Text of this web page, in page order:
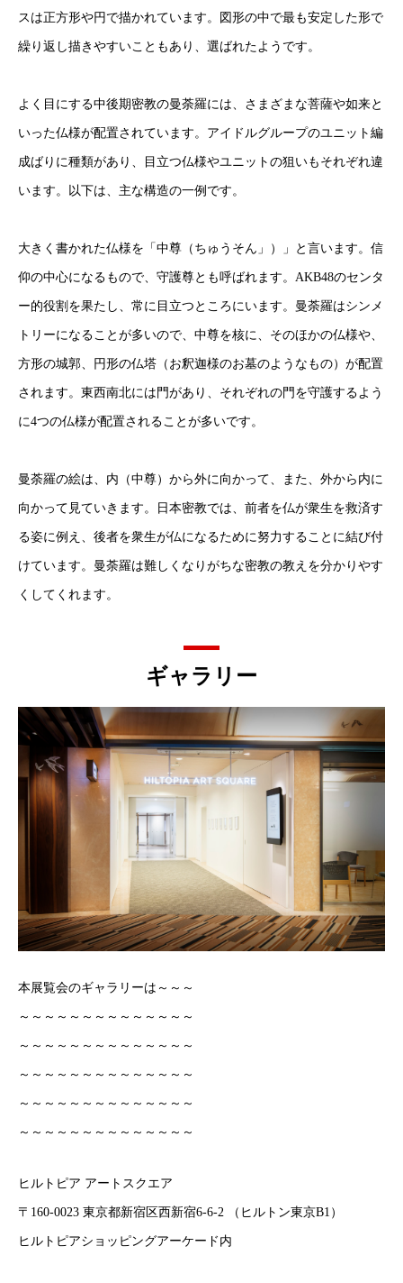
スは正方形や円で描かれています。図形の中で最も安定した形で
繰り返し描きやすいこともあり、選ばれたようです。
よく目にする中後期密教の曼荼羅には、さまざまな菩薩や如来と
いった仏様が配置されています。アイドルグループのユニット編
成ばりに種類があり、目立つ仏様やユニットの狙いもそれぞれ違
います。以下は、主な構造の一例です。
大きく書かれた仏様を「中尊（ちゅうそん」）」と言います。信
仰の中心になるもので、守護尊とも呼ばれます。AKB48のセンタ
ー的役割を果たし、常に目立つところにいます。曼荼羅はシンメ
トリーになることが多いので、中尊を核に、そのほかの仏様や、
方形の城郭、円形の仏塔（お釈迦様のお墓のようなもの）が配置
されます。東西南北には門があり、それぞれの門を守護するよう
に4つの仏様が配置されることが多いです。
曼荼羅の絵は、内（中尊）から外に向かって、また、外から内に
向かって見ていきます。日本密教では、前者を仏が衆生を救済す
る姿に例え、後者を衆生が仏になるために努力することに結び付
けています。曼荼羅は難しくなりがちな密教の教えを分かりやす
くしてくれます。
ギャラリー
本展覧会のギャラリーは～～～
～～～～～～～～～～～～～～
～～～～～～～～～～～～～～
～～～～～～～～～～～～～～
～～～～～～～～～～～～～～
～～～～～～～～～～～～～～
ヒルトピア アートスクエア
〒160-0023 東京都新宿区西新宿6-6-2 （ヒルトン東京B1）
ヒルトピアショッピングアーケード内